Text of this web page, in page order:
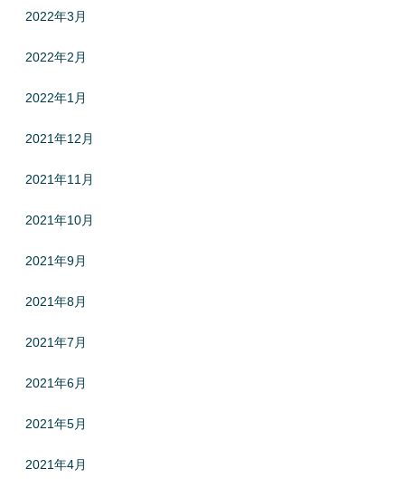
2022年3月
2022年2月
2022年1月
2021年12月
2021年11月
2021年10月
2021年9月
2021年8月
2021年7月
2021年6月
2021年5月
2021年4月